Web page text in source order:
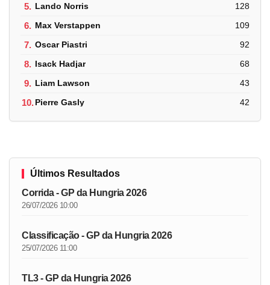
5. Lando Norris 128
6. Max Verstappen 109
7. Oscar Piastri 92
8. Isack Hadjar 68
9. Liam Lawson 43
10.Pierre Gasly 42
Últimos Resultados
Corrida - GP da Hungria 2026
26/07/2026 10:00
Classificação - GP da Hungria 2026
25/07/2026 11:00
TL3 - GP da Hungria 2026